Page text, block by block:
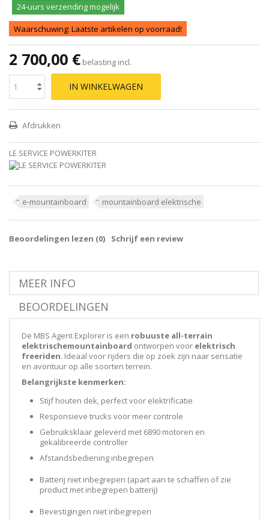
24-uurs verzending mogelijk
Waarschuwing: Laatste artikelen op voorraad!
2 700,00 € belasting incl.
IN WINKELWAGEN
Afdrukken
LE SERVICE POWERKITER
e-mountainboard mountainboard elektrische
Beoordelingen lezen (0) Schrijf een review
MEER INFO
BEOORDELINGEN
De MBS Agent Explorer is een robuuste all-terrain
elektrischemountainboard ontworpen voor elektrisch
freeriden. Ideaal voor rijders die op zoek zijn naar sensatie
en avontuur op alle soorten terrein.
Belangrijkste kenmerken:
Stijf houten dek, perfect voor elektrificatie
Responsieve trucks voor meer controle
Gebruiksklaar geleverd met 6890 motoren en
gekalibreerde controller
Afstandsbediening inbegrepen
Batterij niet inbegrepen (apart aan te schaffen of zie
product met inbegrepen batterij)
Bevestigingen niet inbegrepen